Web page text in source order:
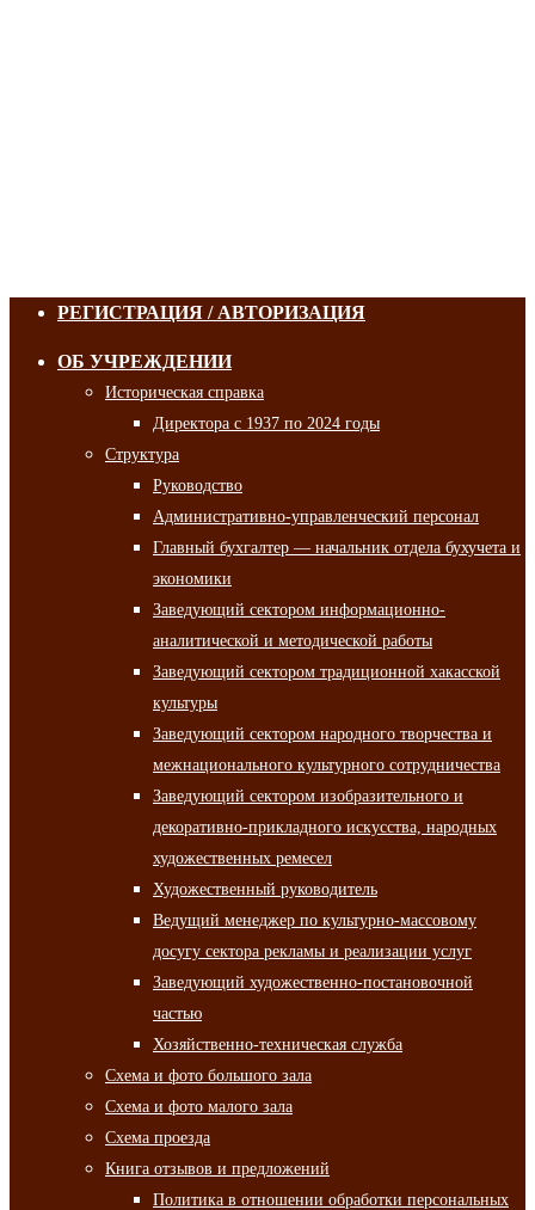
РЕГИСТРАЦИЯ / АВТОРИЗАЦИЯ
ОБ УЧРЕЖДЕНИИ
Историческая справка
Директора с 1937 по 2024 годы
Структура
Руководство
Административно-управленческий персонал
Главный бухгалтер — начальник отдела бухучета и
экономики
Заведующий сектором информационно-
аналитической и методической работы
Заведующий сектором традиционной хакасской
культуры
Заведующий сектором народного творчества и
межнационального культурного сотрудничества
Заведующий сектором изобразительного и
декоративно-прикладного искусства, народных
художественных ремесел
Художественный руководитель
Ведущий менеджер по культурно-массовому
досугу сектора рекламы и реализации услуг
Заведующий художественно-постановочной
частью
Хозяйственно-техническая служба
Схема и фото большого зала
Схема и фото малого зала
Схема проезда
Книга отзывов и предложений
Политика в отношении обработки персональных